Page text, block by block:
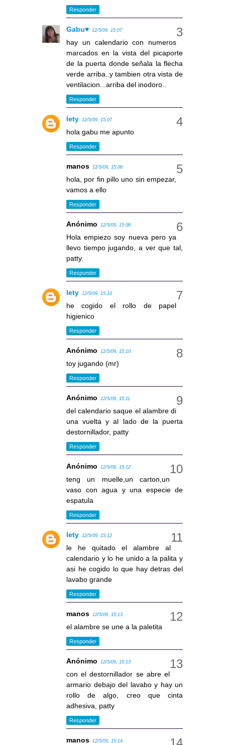
Responder
Gabu♥ 12/5/09, 15:07
hay un calendario con numeros
marcados en la vista del picaporte
de la puerta donde señala la flecha
verde arriba..y tambien otra vista de
ventilacion...arriba del inodoro..
Responder
lety 12/5/09, 15:07
hola gabu me apunto
Responder
manos 12/5/09, 15:08
hola, por fin pillo uno sin empezar,
vamos a ello
Responder
Anónimo 12/5/09, 15:08
Hola empiezo soy nueva pero ya
llevo tiempo jugando, a ver que tal,
patty.
Responder
lety 12/5/09, 15:10
he cogido el rollo de papel
higienico
Responder
Anónimo 12/5/09, 15:10
toy jugando (mr)
Responder
Anónimo 12/5/09, 15:11
del calendario saque el alambre di
una vuelta y al lado de la puerta
destornillador, patty
Responder
Anónimo 12/5/09, 15:12
teng un muelle,un carton,un
vaso con agua y una especie de
espatula
Responder
lety 12/5/09, 15:12
le he quitado el alambre al
calendario y lo he unido a la palita y
asi he cogido lo que hay detras del
lavabo grande
Responder
manos 12/5/09, 15:13
el alambre se une a la paletita
Responder
Anónimo 12/5/09, 15:13
con el destornillador se abre el
armario debajo del lavabo y hay un
rollo de algo, creo que cinta
adhesiva, patty
Responder
manos 12/5/09, 15:14